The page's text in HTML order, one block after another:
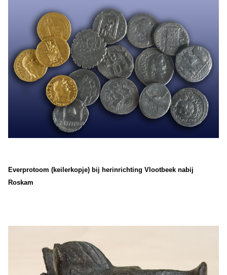
Everprotoom (keilerkopje) bij herinrichting Vlootbeek nabij
Roskam